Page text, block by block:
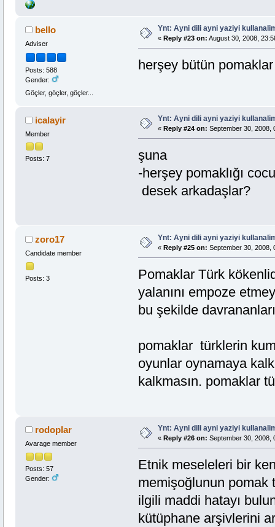
bello
Adviser
Posts: 588
Gender:
Göçler, göçler, göçler...
Ynt: Ayni dili ayni yaziyi
« Reply #23 on: August 30, 2008,
herşey bütün
icalayir
Member
Posts: 7
Ynt: Ayni dili ayni yaziyi
« Reply #24 on: September 30, 2008,
şuna
-herşey pomaklığı
desek arkadaşlar?
zoro17
Candidate member
Posts: 3
Ynt: Ayni dili ayni yaziyi
« Reply #25 on: September 30, 2008,
Pomaklar Türk
yalanını empoze
bu şekilde
pomaklar türklerin
oyunlar oynamaya
kalkmasın. pomaklar
rodoplar
Avarage member
Posts: 57
Gender:
Ynt: Ayni dili ayni yaziyi
« Reply #26 on: September 30, 2008,
Etnik meseleleri bir
memişoğlunun pomak
ilgili maddi hatayı
kütüphane arşivlerini